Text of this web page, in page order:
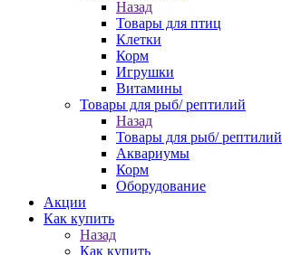
Назад
Товары для птиц
Клетки
Корм
Игрушки
Витамины
Товары для рыб/ рептилий
Назад
Товары для рыб/ рептилий
Аквариумы
Корм
Оборудование
Акции
Как купить
Назад
Как купить